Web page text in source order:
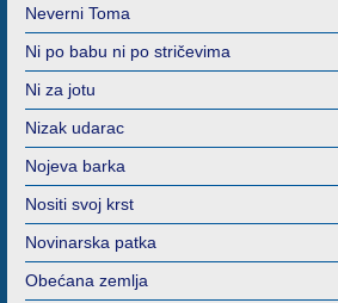
Neverni Toma
Ni po babu ni po stričevima
Ni za jotu
Nizak udarac
Nojeva barka
Nositi svoj krst
Novinarska patka
Obećana zemlja